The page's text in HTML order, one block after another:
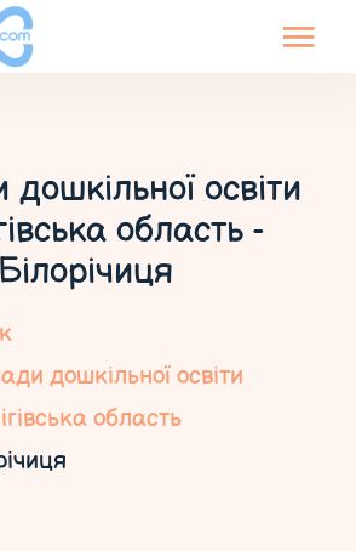
освіти
область -
Білорічиця
дошкільної освіти
область